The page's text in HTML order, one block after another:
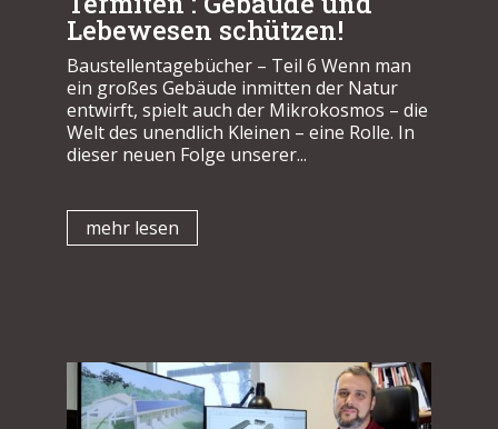
Lebewesen schützen!
Baustellentagebücher – Teil 6 Wenn man
ein großes Gebäude inmitten der Natur
entwirft, spielt auch der Mikrokosmos – die
Welt des unendlich Kleinen – eine Rolle. In
dieser neuen Folge unserer...
mehr lesen